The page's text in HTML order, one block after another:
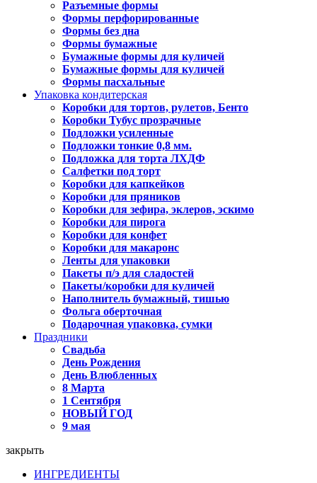
Разъемные формы
Формы перфорированные
Формы без дна
Формы бумажные
Бумажные формы для куличей
Бумажные формы для куличей
Формы пасхальные
Упаковка кондитерская
Коробки для тортов, рулетов, Бенто
Коробки Тубус прозрачные
Подложки усиленные
Подложки тонкие 0,8 мм.
Подложка для торта ЛХДФ
Салфетки под торт
Коробки для капкейков
Коробки для пряников
Коробки для зефира, эклеров, эскимо
Коробки для пирога
Коробки для конфет
Коробки для макаронс
Ленты для упаковки
Пакеты п/э для сладостей
Пакеты/коробки для куличей
Наполнитель бумажный, тишью
Фольга оберточная
Подарочная упаковка, сумки
Праздники
Свадьба
День Рождения
День Влюбленных
8 Марта
1 Сентября
НОВЫЙ ГОД
9 мая
закрыть
ИНГРЕДИЕНТЫ